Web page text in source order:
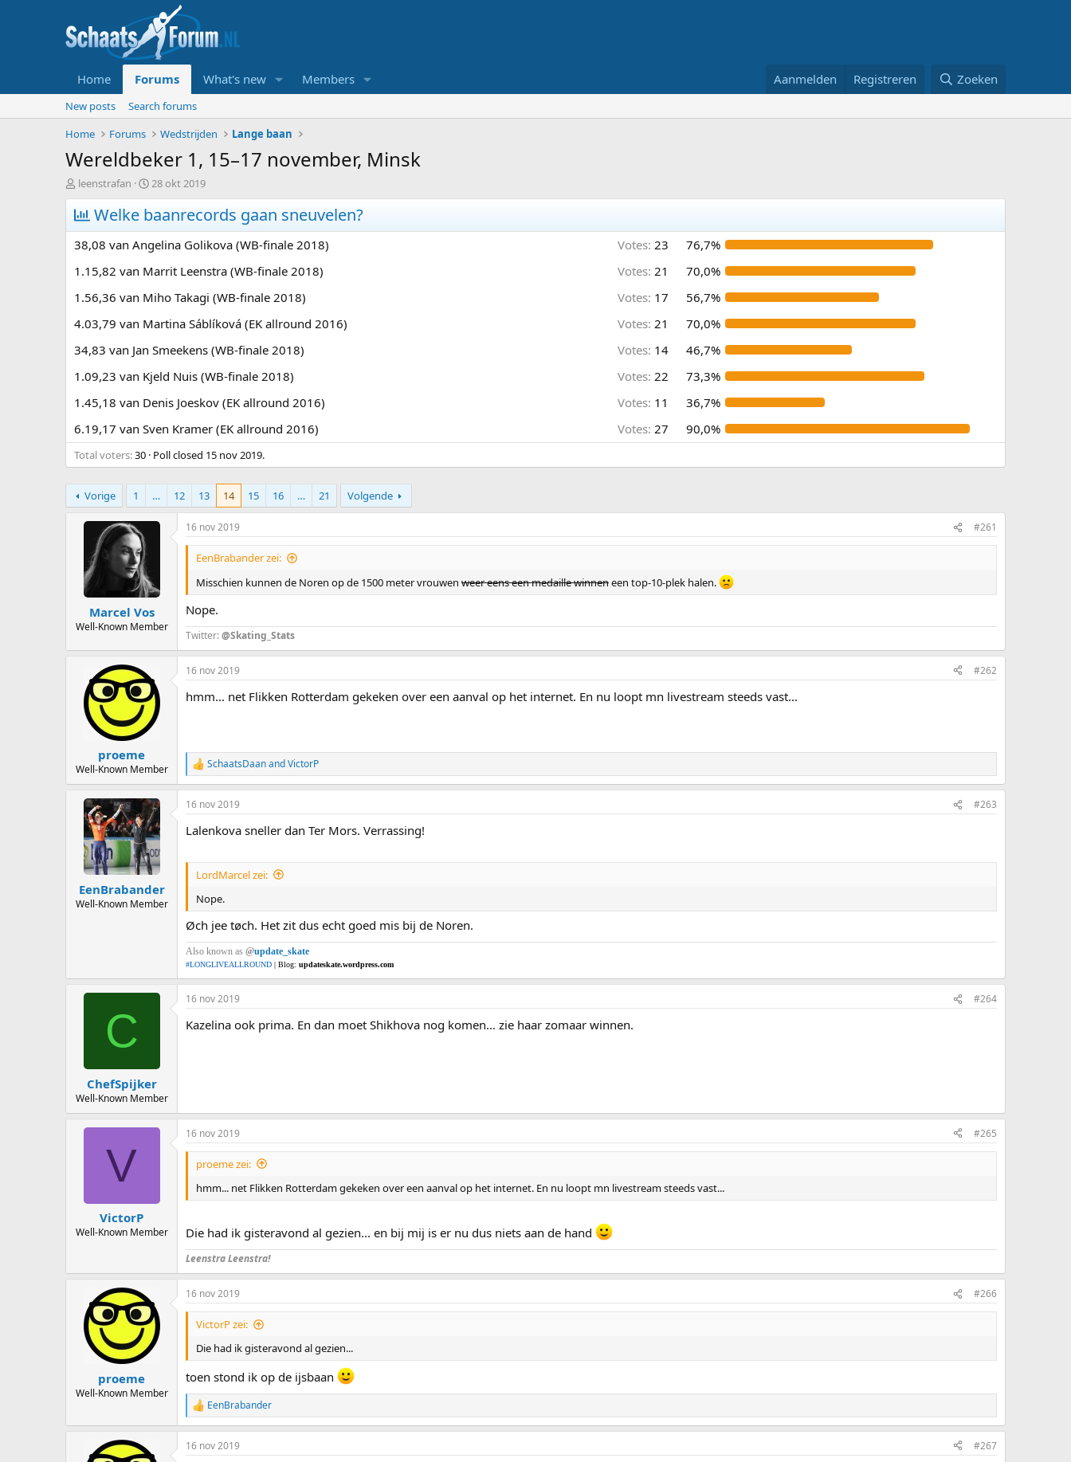
Home Forums What's new Members Aanmelden Registreren Zoeken
New posts
Search forums
Home
Forums Wedstrijden Lange baan
Wereldbeker 1, 15–17 november, Minsk
T
o
p
i
c
s
t
r
e
leenstrafan
S
t
a
r
t
d
a
u
28 okt 2019
Welke baanrecords gaan sneuvelen?
38,08 van Angelina Golikova (WB-finale 2018) Votes: 23
76,7%
1.15,82 van Marrit Leenstra (WB-finale 2018)
Votes: 21
70,0%
1.56,36 van Miho Takagi (WB-finale 2018)
Votes: 17
56,7%
4.03,79 van Martina Sáblíková (EK allround 2016)
Votes: 21
70,0%
34,83 van Jan Smeekens (WB-finale 2018)
Votes: 14
46,7%
1.09,23 van Kjeld Nuis (WB-finale 2018)
Votes: 22
73,3%
1.45,18 van Denis Joeskov (EK allround 2016)
Votes: 11
36,7%
6.19,17 van Sven Kramer (EK allround 2016)
Votes: 27 90,0%
Total voters 30 Poll closed 15 nov 2019.
Vorige 1 … 12 13 14 15 16 … 21 Volgende
Marcel Vos
Well-Known Member
16 nov 2019 #261
EenBrabander zei:
Misschien kunnen de Noren op de 1500 meter vrouwen weer eens een medaille winneneen top-10-plek halen.
Nope.
Twitter:@Skating_Stats
proeme
Well-Known Member
16 nov 2019 #262
hmm... net Flikken Rotterdam gekeken over een aanval op het internet. En nu loopt mn livestream steeds vast...
R
e
a
c
i
SchaatsDaanandVictorP
EenBrabander
Well-Known Member
16 nov 2019 #263
Lalenkova sneller dan Ter Mors. Verrassing!
LordMarcel zei:
Nope.
Øch jee tøch. Het zit dus echt goed mis bij de Noren.
Also known as @update_skate
#LONGLIVEALLROUND | Blog: updateskate.wordpress.com
C
ChefSpijker
Well-Known Member
16 nov 2019 #264
Kazelina ook prima. En dan moet Shikhova nog komen... zie haar zomaar winnen.
V
VictorP
Well-Known Member
16 nov 2019 #265
proeme zei:
hmm... net Flikken Rotterdam gekeken over een aanval op het internet. En nu loopt mn livestream steeds vast...
Die had ik gisteravond al gezien... en bij mij is er nu dus niets aan de hand
Leenstra Leenstra!
proeme
Well-Known Member
16 nov 2019 #266
VictorP zei:
Die had ik gisteravond al gezien...
toen stond ik op de ijsbaan
R
e
a
c
EenBrabander
16 nov 2019 #267